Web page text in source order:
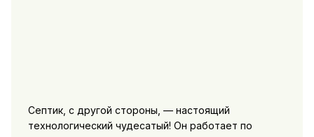
Септик, с другой стороны, — настоящий
технологический чудесатый! Он работает по